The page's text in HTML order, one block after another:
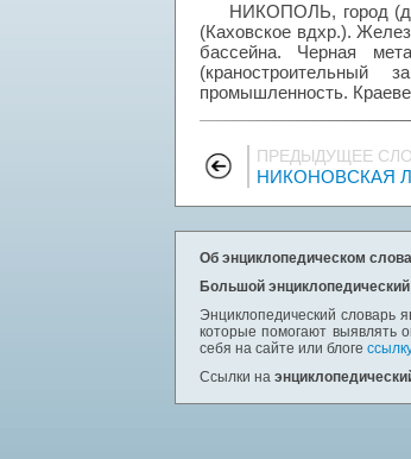
НИКОПОЛЬ, город
(Каховское вдхр.).
бассейна. Черная
(краностроительный
промышленность.
ПРЕДЫДУЩЕЕ
НИКОНОВСКАЯ
Об энциклопедическом
Большой
Энциклопедический словарь
которые помогают выявлять
себя на сайте или блоге
Ссылки на